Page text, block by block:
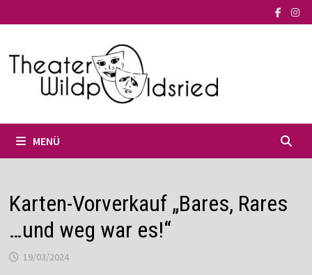
Inhalt
MENÜ
Karten-Vorverkauf „Bares, Rares
…und weg war es!“
19/03/2024